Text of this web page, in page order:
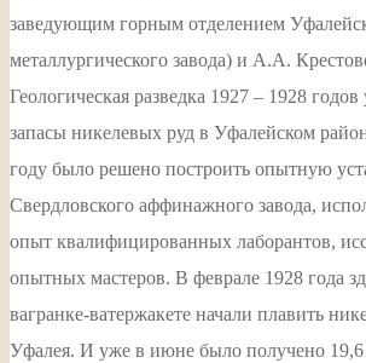
заведующим горным отделением
металлургического завода) и А.А.
Геологическая разведка 1927 – 1928
запасы никелевых руд в Уфалейском
году было решено построить опытную
Свердловского аффинажного завода,
опыт квалифицированных лаборантов,
опытных мастеров. В феврале 1928 года
вагранке-ватержакете начали плавить
Уфалея. И уже в июне было получено 19,6